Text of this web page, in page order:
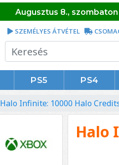
Augusztus 8.,
SZEMÉLYES ÁTVÉTEL
PS5 PS4
Halo Infinite: 10000 Halo
Halo